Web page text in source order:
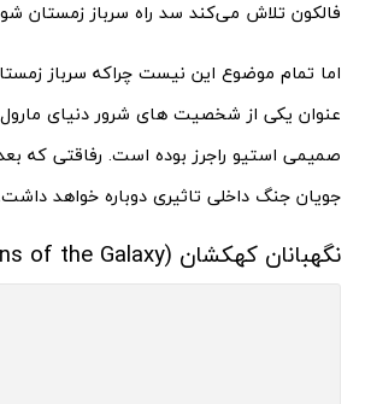
فالکون تلاش می‌کند سد راه سرباز زمستان
اما تمام موضوع این نیست چراکه سرباز
عنوان یکی از شخصیت های شرور دنیای مارول
صمیمی استیو راجرز بوده است. رفاقتی که
جویان جنگ داخلی تاثیری دوباره خواهد
نگهبانان کهکشان (Guardians of the Galaxy)